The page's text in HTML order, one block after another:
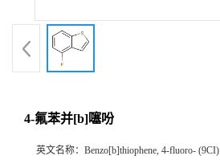
4-氟苯并[b]噻吩
英文名称： Benzo[b]thiophene, 4-fluoro- (9CI)